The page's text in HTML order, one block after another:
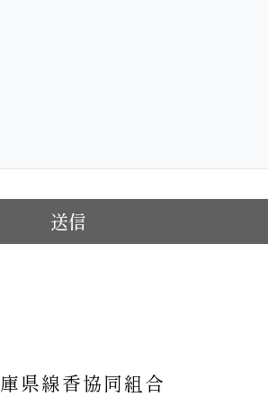
県線香協同組合